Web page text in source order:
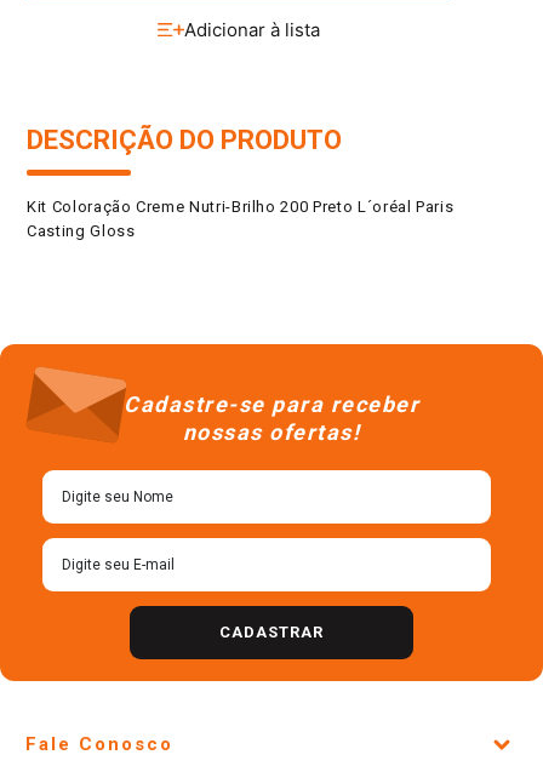
DESCRIÇÃO DO PRODUTO
Kit Coloração Creme Nutri-Brilho 200 Preto L´oréal Paris
Casting Gloss
Cadastre-se para receber
nossas ofertas!
CADASTRAR
Fale Conosco